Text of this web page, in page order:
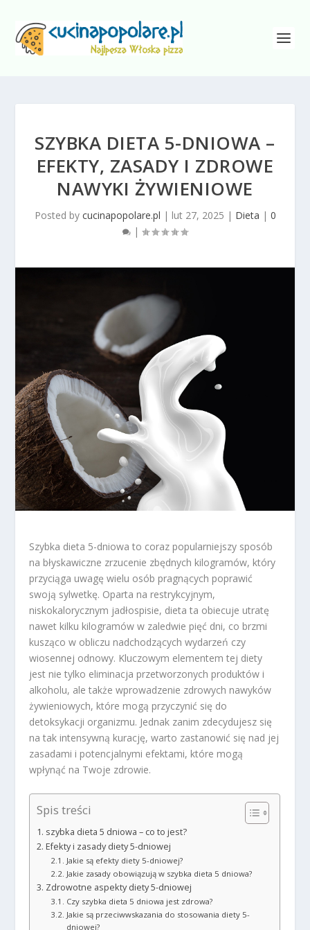
SZYBKA DIETA 5-DNIOWA –
EFEKTY, ZASADY I ZDROWE
NAWYKI ŻYWIENIOWE
Posted by cucinapopolare.pl | lut 27, 2025 | Dieta | 0
|
Szybka dieta 5-dniowa to coraz popularniejszy sposób
na błyskawiczne zrzucenie zbędnych kilogramów, który
przyciąga uwagę wielu osób pragnących poprawić
swoją sylwetkę. Oparta na restrykcyjnym,
niskokalorycznym jadłospisie, dieta ta obiecuje utratę
nawet kilku kilogramów w zaledwie pięć dni, co brzmi
kusząco w obliczu nadchodzących wydarzeń czy
wiosennej odnowy. Kluczowym elementem tej diety
jest nie tylko eliminacja przetworzonych produktów i
alkoholu, ale także wprowadzenie zdrowych nawyków
żywieniowych, które mogą przyczynić się do
detoksykacji organizmu. Jednak zanim zdecydujesz się
na tak intensywną kurację, warto zastanowić się nad jej
zasadami i potencjalnymi efektami, które mogą
wpłynąć na Twoje zdrowie.
Spis treści
szybka dieta 5 dniowa – co to jest?
Efekty i zasady diety 5-dniowej
Jakie są efekty diety 5-dniowej?
Jakie zasady obowiązują w szybka dieta 5 dniowa?
Zdrowotne aspekty diety 5-dniowej
Czy szybka dieta 5 dniowa jest zdrowa?
Jakie są przeciwwskazania do stosowania diety 5-
dniowej?